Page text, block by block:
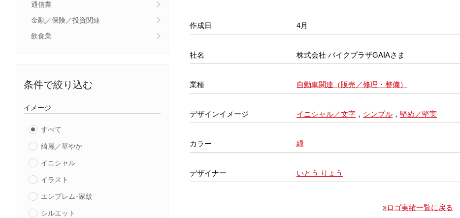
通信業
金融／保険／投資関連
飲食業
条件で絞り込む
イメージ
すべて
綺麗／華やか
イニシャル
イラスト
エンブレム･家紋
シルエット
作成日 4月
社名 株式会社 バイクプラザGAIAさま
業種 自動車関連（販売／修理・整備）
デザインイメージ イニシャル／文字 ， シンプル ， 堅め／堅実
カラー 緑
デザイナー いとう りょう
»ロゴ実績一覧に戻る